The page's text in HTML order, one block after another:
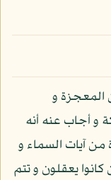
المعجزة و
و أجاب عنه أنه
من آيات السماء و
كانوا يعقلون و تتم